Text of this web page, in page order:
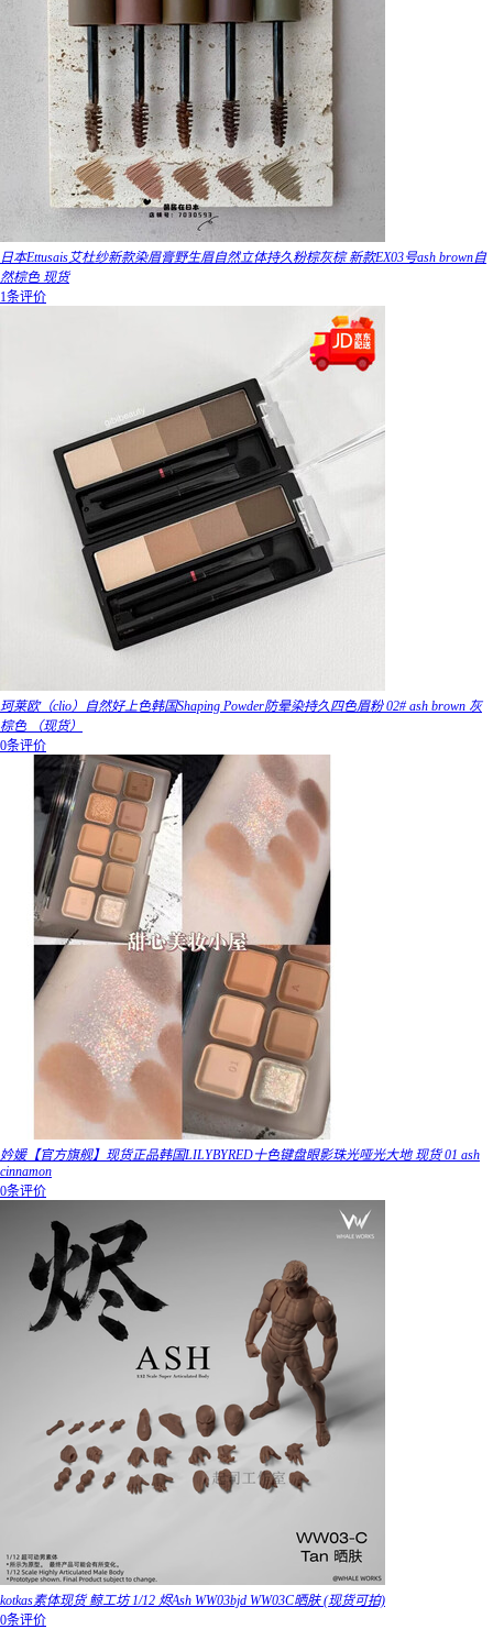
日本Ettusais艾杜纱新款染眉膏野生眉自然立体持久粉棕灰棕 新款EX03号ash brown自
然棕色 现货
1条评价
珂莱欧（clio）自然好上色韩国Shaping Powder防晕染持久四色眉粉 02# ash brown 灰
棕色 （现货）
0条评价
妗媛【官方旗舰】现货正品韩国LILYBYRED十色键盘眼影珠光哑光大地 现货 01 ash
cinnamon
0条评价
kotkas素体现货 鲸工坊 1/12 烬Ash WW03bjd WW03C晒肤 (现货可拍)
0条评价